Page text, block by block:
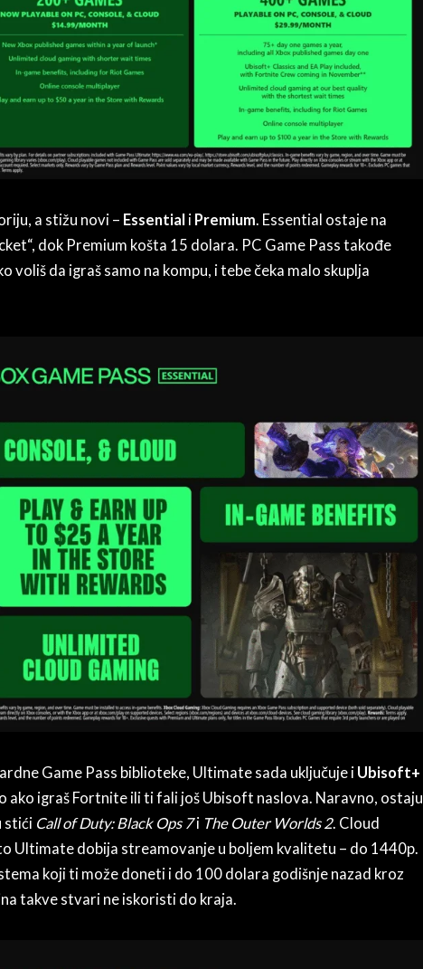
a stižu novi – Essential i Premium. Essential ostaje na
dok Premium košta 15 dolara. PC Game Pass takođe
voliš da igraš samo na kompu, i tebe čeka malo skuplja
Game Pass biblioteke, Ultimate sada uključuje i Ubisoft+
ako igraš Fortnite ili ti fali još Ubisoft naslova. Naravno, ostaju
stići Call of Duty: Black Ops 7i The Outer Worlds 2. Cloud
Ultimate dobija streamovanje u boljem kvalitetu – do 1440p.
koji ti može doneti i do 100 dolara godišnje nazad kroz
takve stvari ne iskoristi do kraja.